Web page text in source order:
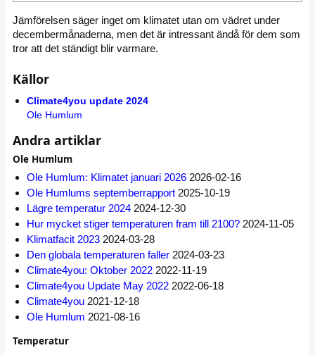
Jämförelsen säger inget om klimatet utan om vädret under
decembermånaderna, men det är intressant ändå för dem som
tror att det ständigt blir varmare.
Källor
Climate4you update 2024
Ole Humlum
Andra artiklar
Ole Humlum
Ole Humlum: Klimatet januari 2026 2026-02-16
Ole Humlums septemberrapport 2025-10-19
Lägre temperatur 2024 2024-12-30
Hur mycket stiger temperaturen fram till 2100? 2024-11-05
Klimatfacit 2023 2024-03-28
Den globala temperaturen faller 2024-03-23
Climate4you: Oktober 2022 2022-11-19
Climate4you Update May 2022 2022-06-18
Climate4you 2021-12-18
Ole Humlum 2021-08-16
Temperatur